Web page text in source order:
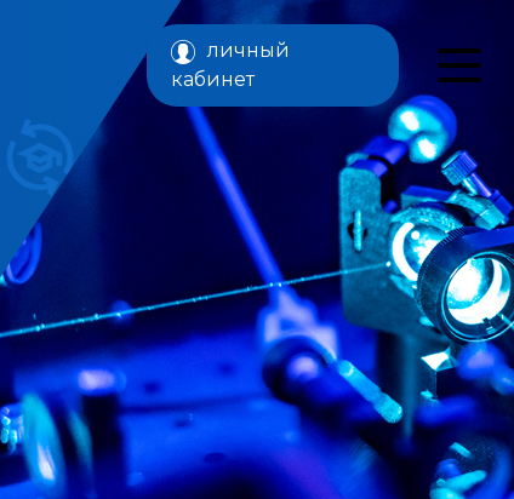
личный
кабинет